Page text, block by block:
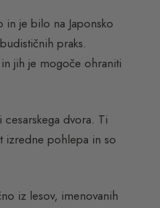
in je bilo na Japonsko
praks.
jih je mogoče ohraniti
dvora. Ti
izredne pohlepa in so
iz lesov, imenovanih